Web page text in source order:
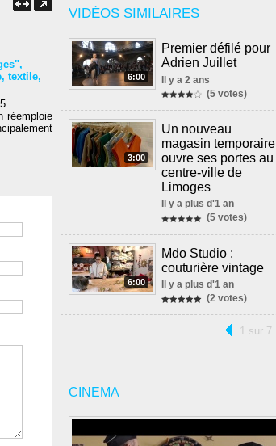
VIDÉOS SIMILAIRES
6:00
Premier défilé pour
Adrien Juillet
Il y a 2 ans
(5 votes)
3:00
Un nouveau
magasin temporaire
ouvre ses portes au
centre-ville de
Limoges
Il y a plus d'1 an
(5 votes)
6:00
Mdo Studio :
couturière vintage
Il y a plus d'1 an
(2 votes)
1 sur 7
CINEMA
,
, textile,
réemploie